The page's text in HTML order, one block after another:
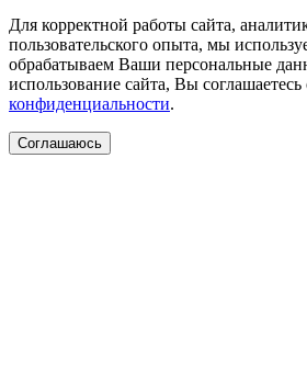
Для корректной работы сайта,
пользовательского опыта, мы
обрабатываем Ваши персональные
использование сайта, Вы
конфиденциальности.
Соглашаюсь